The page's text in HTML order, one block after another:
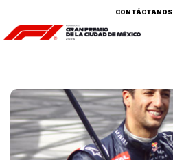
CONTÁCTANOS